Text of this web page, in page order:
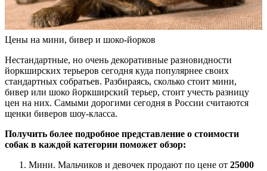
Цены на мини, бивер и шоко-йорков
Нестандартные, но очень декоративные разновидности
йоркширских терьеров сегодня куда популярнее своих
стандартных собратьев. Разбираясь, сколько стоит мини,
бивер или шоко йоркширский терьер, стоит учесть разницу
цен на них. Самыми дорогими сегодня в России считаются
щенки биверов шоу-класса.
Получить более подробное представление о стоимости
собак в каждой категории поможет обзор:
Мини. Мальчиков и девочек продают по цене от 25000